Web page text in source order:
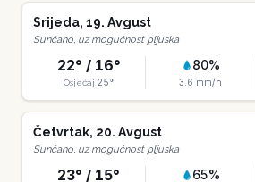
Srijeda, 19. Avgust
Sunčano, uz mogućnost pljuska
22° / 16°
Osjećaj 25°
80%
3.6 mm/h
Četvrtak, 20. Avgust
Sunčano, uz mogućnost pljuska
23° / 15° 65%